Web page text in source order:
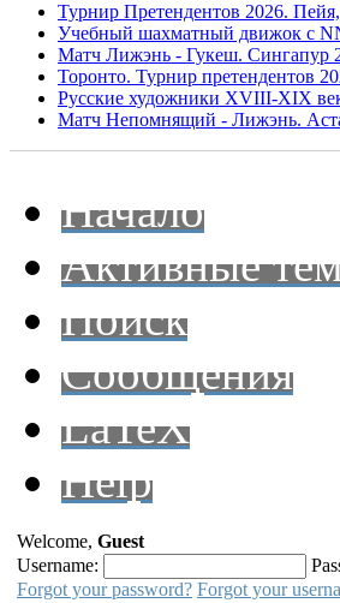
Турнир Претендентов 2026.
Учебный шахматный движок с
Матч Лижэнь - Гукеш. Сингапур
Торонто. Турнир претендентов
Русские художники XVIII-XIX
Матч Непомнящий - Лижэнь.
Начало
Активные
Поиск
Сообщения
LaTeX
Help
Welcome, Guest
Username:
Forgot your password? Forgot your